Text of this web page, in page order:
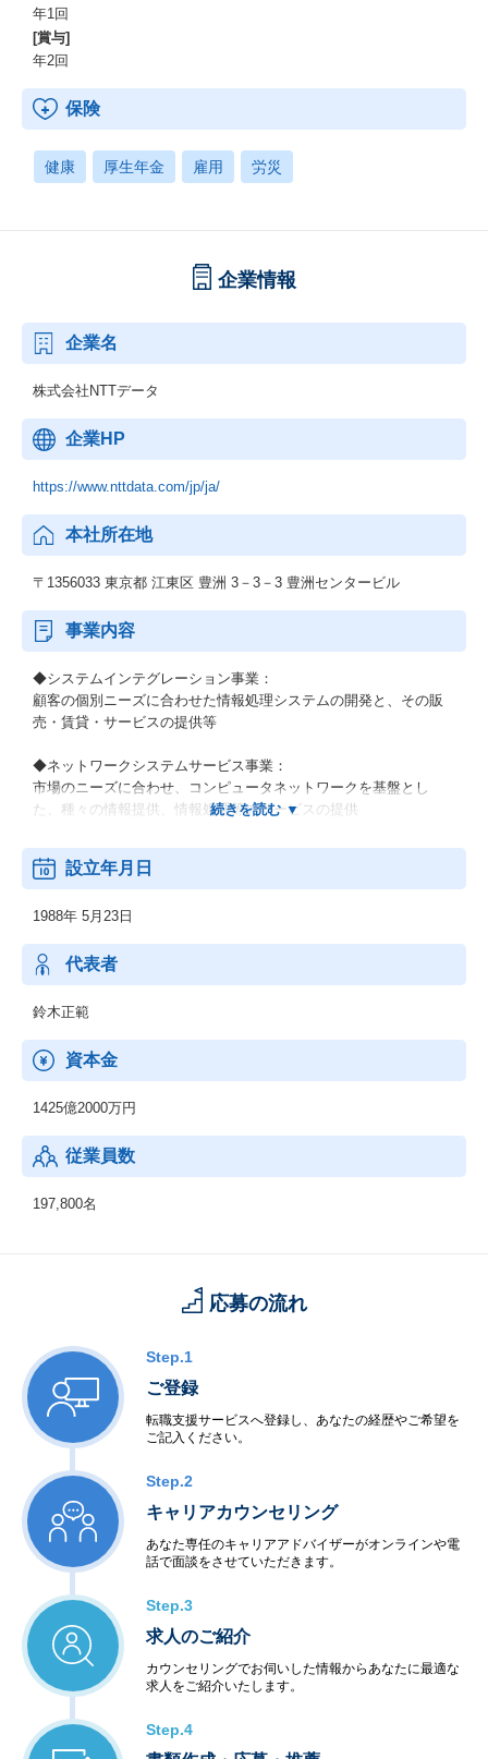
年1回
[賞与]
年2回
保険
健康 厚生年金 雇用 労災
企業情報
企業名
株式会社NTTデータ
企業HP
https://www.nttdata.com/jp/ja/
本社所在地
〒1356033 東京都 江東区 豊洲 3－3－3 豊洲センタービル
事業内容
◆システムインテグレーション事業：
顧客の個別ニーズに合わせた情報処理システムの開発と、その販
売・賃貸・サービスの提供等
◆ネットワークシステムサービス事業：
市場のニーズに合わせ、コンピュータネットワークを基盤とし
た、種々の情報提供、情報処理等のサービスの提供
◆その他の事業：
顧客の経営上の問題点に係わる調査・分析、情報処理システムの
設立年月日
1988年 5月23日
代表者
鈴木正範
資本金
1425億2000万円
従業員数
197,800名
応募の流れ
Step.1
ご登録
転職支援サービスへ登録し、あなたの経歴やご希望を
ご記入ください。
Step.2
キャリアカウンセリング
あなた専任のキャリアアドバイザーがオンラインや電
話で面談をさせていただきます。
Step.3
求人のご紹介
カウンセリングでお伺いした情報からあなたに最適な
求人をご紹介いたします。
Step.4